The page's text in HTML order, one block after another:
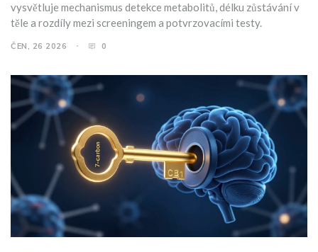
vysvětluje mechanismus detekce metabolitů, délku zůstávání v
těle a rozdíly mezi screeningem a potvrzovacími testy.
ČEN, 26 2026 0